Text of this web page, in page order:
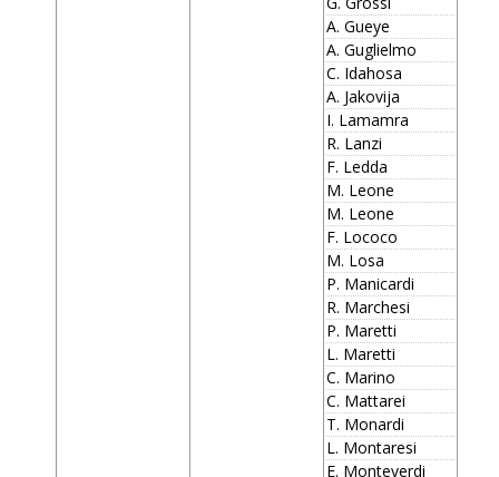
A. Gueye
A. Guglielmo
C. Idahosa
A. Jakovija
I. Lamamra
R. Lanzi
F. Ledda
M. Leone
M. Leone
F. Lococo
M. Losa
P. Manicardi
R. Marchesi
P. Maretti
L. Maretti
C. Marino
C. Mattarei
T. Monardi
L. Montaresi
E. Monteverdi